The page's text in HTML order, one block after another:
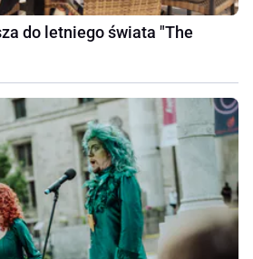
do letniego świata "The